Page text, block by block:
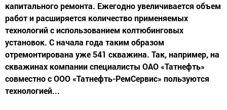
капитального ремонта. Ежегодно увеличивается объем
работ и расширяется количество применяемых
технологий с использованием колтюбинговых
установок. С начала года таким образом
отремонтирована уже 541 скважина. Так, например, на
скважинах компании специалисты ОАО «Татнефть»
совместно с ООО «Татнефть-РемСервис» пользуются
технологией...